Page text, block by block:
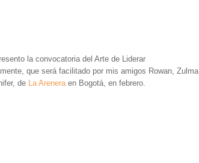
la convocatoria del Arte de Liderar
que será facilitado por mis amigos Rowan, Zulma,
de La Arenera en Bogotá, en febrero.